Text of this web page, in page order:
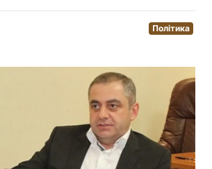
Політика